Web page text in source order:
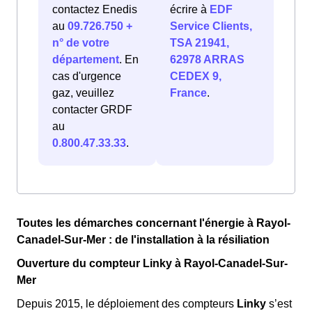
contactez Enedis
au 09.726.750 +
n° de votre
département. En
cas d'urgence
gaz, veuillez
contacter GRDF
au
0.800.47.33.33.
écrire à EDF
Service Clients,
TSA 21941,
62978 ARRAS
CEDEX 9,
France.
Toutes les démarches concernant l'énergie à Rayol-
Canadel-Sur-Mer : de l'installation à la résiliation
Ouverture du compteur Linky à Rayol-Canadel-Sur-
Mer
Depuis 2015, le déploiement des compteurs Linky s’est